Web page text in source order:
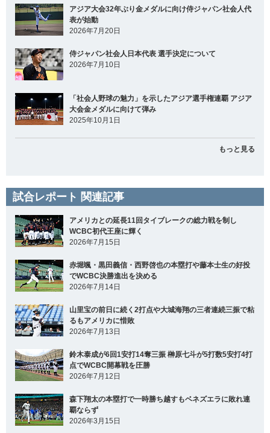
アジア大会32年ぶり金メダルに向け侍ジャパン社会人代
表が始動
2026年7月20日
侍ジャパン社会人日本代表 選手決定について
2026年7月10日
「社会人野球の魅力」を示したアジア選手権連覇 アジア
大会金メダルに向けて弾み
2025年10月1日
もっと見る
試合レポート 関連記事
アメリカとの延長11回タイブレークの総力戦を制し
WCBC初代王座に輝く
2026年7月15日
赤堀颯・黒田義信・西野啓也の本塁打や藤本士生の好投
でWCBC決勝進出を決める
2026年7月14日
山里宝の前日に続く2打点や大城海翔の三者連続三振で粘
るもアメリカに惜敗
2026年7月13日
鈴木泰成が6回1安打14奪三振 榊原七斗が5打数5安打4打
点でWCBC開幕戦を圧勝
2026年7月12日
森下翔太の本塁打で一時勝ち越すもベネズエラに敗れ連
覇ならず
2026年3月15日